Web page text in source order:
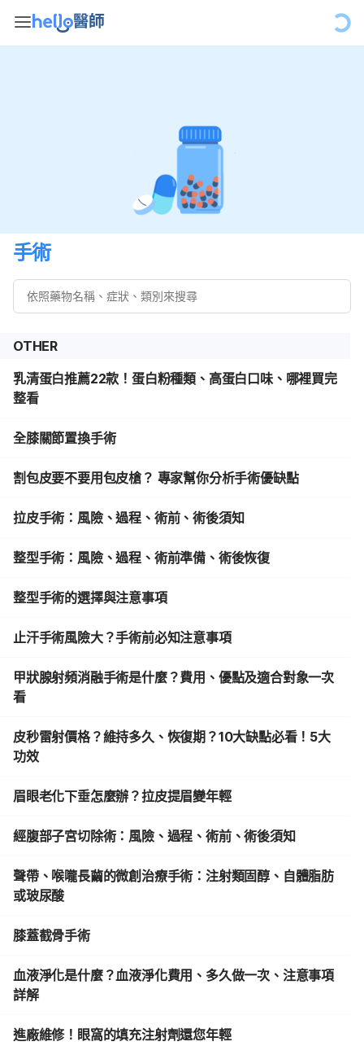
手術
OTHER
乳清蛋白推薦22款！蛋白粉種類、高蛋白口味、哪裡買完
整看
全膝關節置換手術
割包皮要不要用包皮槍？ 專家幫你分析手術優缺點
拉皮手術：風險、過程、術前、術後須知
整型手術：風險、過程、術前準備、術後恢復
整型手術的選擇與注意事項
止汗手術風險大？手術前必知注意事項
甲狀腺射頻消融手術是什麼？費用、優點及適合對象一次
看
皮秒雷射價格？維持多久、恢復期？10大缺點必看！5大
功效
眉眼老化下垂怎麼辦？拉皮提眉變年輕
經腹部子宮切除術：風險、過程、術前、術後須知
聲帶、喉嚨長繭的微創治療手術：注射類固醇、自體脂肪
或玻尿酸
膝蓋截骨手術
血液淨化是什麼？血液淨化費用、多久做一次、注意事項
詳解
進廠維修！眼窩的填充注射劑還您年輕